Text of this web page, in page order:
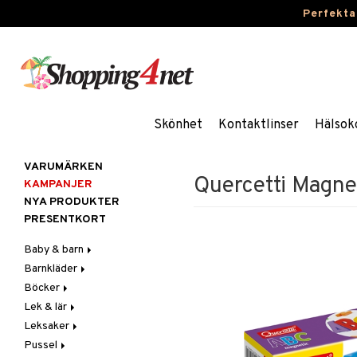
Skönhet Kontaktlinser
Quercetti
VARUMÄRKEN
KAMPANJER
NYA PRODUKTER
PRESENTKORT
Baby & barn
Accessoarer
För håret
Hattar & Mössor
Övrigt
Plånböcker
Aktivitet
Babygym
Babysitters
Bit & Skallra
Äta
Barnservis
Haklappar
Badrockar & Handdukar
Barnvagnstillbehör
Barnkläder
Accessoarer
Kepsar & Solhattar
Badkläder & UV-kläder
Klänningar
Nederdelar
Böcker
Dagböcker
Läs & Lär
Målarböcker
Lek & lär
Experiment
Inlärningsspel
Leksaker
Adventskalendrar
Pussel